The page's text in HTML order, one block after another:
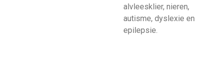
alvleesklier, nieren,
autisme, dyslexie en
epilepsie.